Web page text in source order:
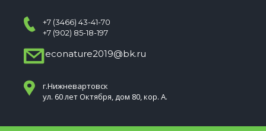
+7 (3466) 43-41-70
+7 (902) 85-18-197
econature2019@bk.ru
г.Нижневартовск
ул. 60 лет Октября, дом 80, кор. А.